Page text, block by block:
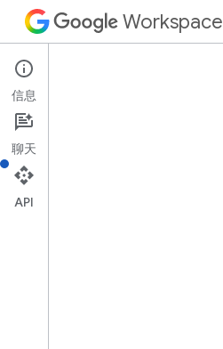
Workspace
Google Forms
概览
信息
聊天
API